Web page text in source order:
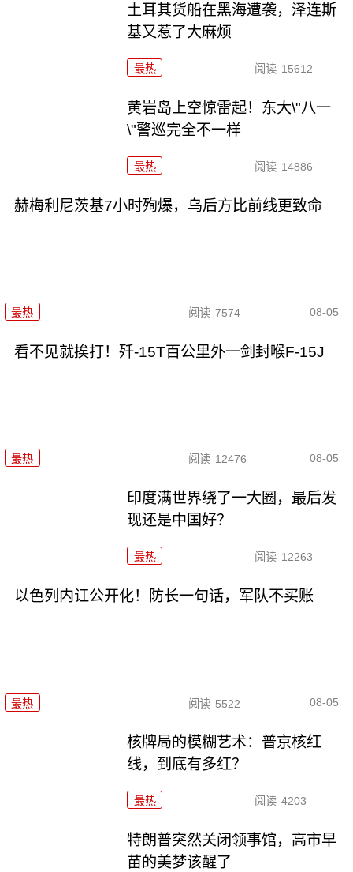
土耳其货船在黑海遭袭，泽连斯
基又惹了大麻烦
最热 阅读 15612
黄岩岛上空惊雷起！东大\"八一
\"警巡完全不一样
最热 阅读 14886
赫梅利尼茨基7小时殉爆，乌后方比前线更致命
最热 阅读 7574 08-05
看不见就挨打！歼-15T百公里外一剑封喉F-15J
最热 阅读 12476 08-05
印度满世界绕了一大圈，最后发
现还是中国好？
最热 阅读 12263
以色列内讧公开化！防长一句话，军队不买账
最热 阅读 5522 08-05
核牌局的模糊艺术：普京核红
线，到底有多红？
最热 阅读 4203
特朗普突然关闭领事馆，高市早
苗的美梦该醒了